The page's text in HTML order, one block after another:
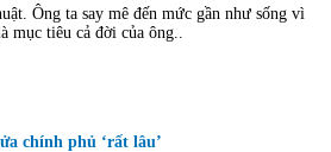
Ông ta say mê đến mức gần như sống vì
mục tiêu cả đời của ông..
chính phủ ‘rất lâu’